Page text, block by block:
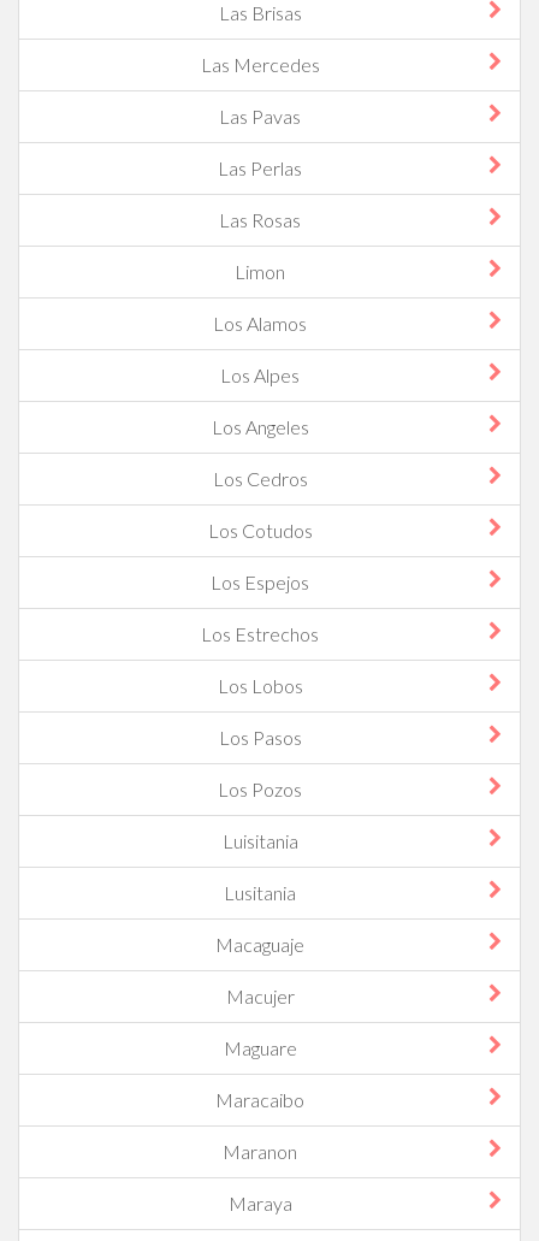
Las Brisas
Las Mercedes
Las Pavas
Las Perlas
Las Rosas
Limon
Los Alamos
Los Alpes
Los Angeles
Los Cedros
Los Cotudos
Los Espejos
Los Estrechos
Los Lobos
Los Pasos
Los Pozos
Luisitania
Lusitania
Macaguaje
Macujer
Maguare
Maracaibo
Maranon
Maraya